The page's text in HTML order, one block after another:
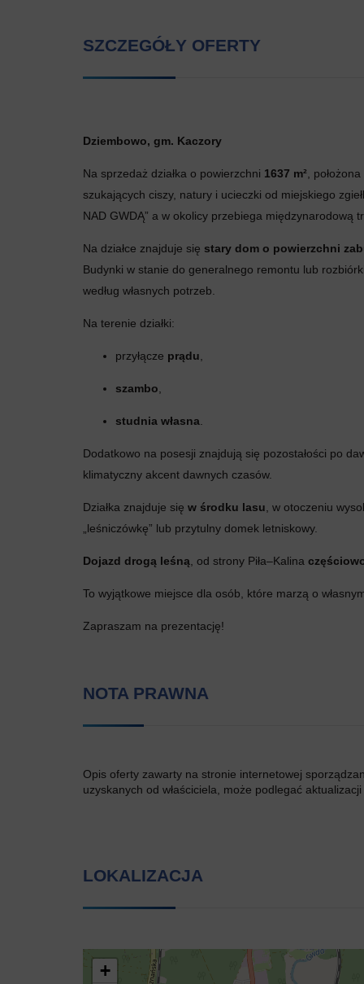
SZCZEGÓŁY OFERTY
Dziembowo, gm. Kaczory
Na sprzedaż działka o powierzchni 1637 m² ,
szukających ciszy, natury i ucieczki od miejskiego
NAD GWDĄ” a w okolicy przebiega międzynarodową
Na działce znajduje się stary dom o powierzchni
Budynki w stanie do generalnego remontu lub
według własnych potrzeb.
Na terenie działki:
przyłącze prądu
szambo
studnia własna
Dodatkowo na posesji znajdują się pozostałości po
klimatyczny akcent dawnych czasów.
Działka znajduje się w środku lasu , w otoczeniu
„leśniczówkę” lub przytulny domek letniskowy.
Dojazd drogą leśną , od strony Piła–Kalina
To wyjątkowe miejsce dla osób, które marzą o
Zapraszam na prezentację!
NOTA PRAWNA
Opis oferty zawarty na stronie internetowej
uzyskanych od właściciela, może podlegać
LOKALIZACJA
+